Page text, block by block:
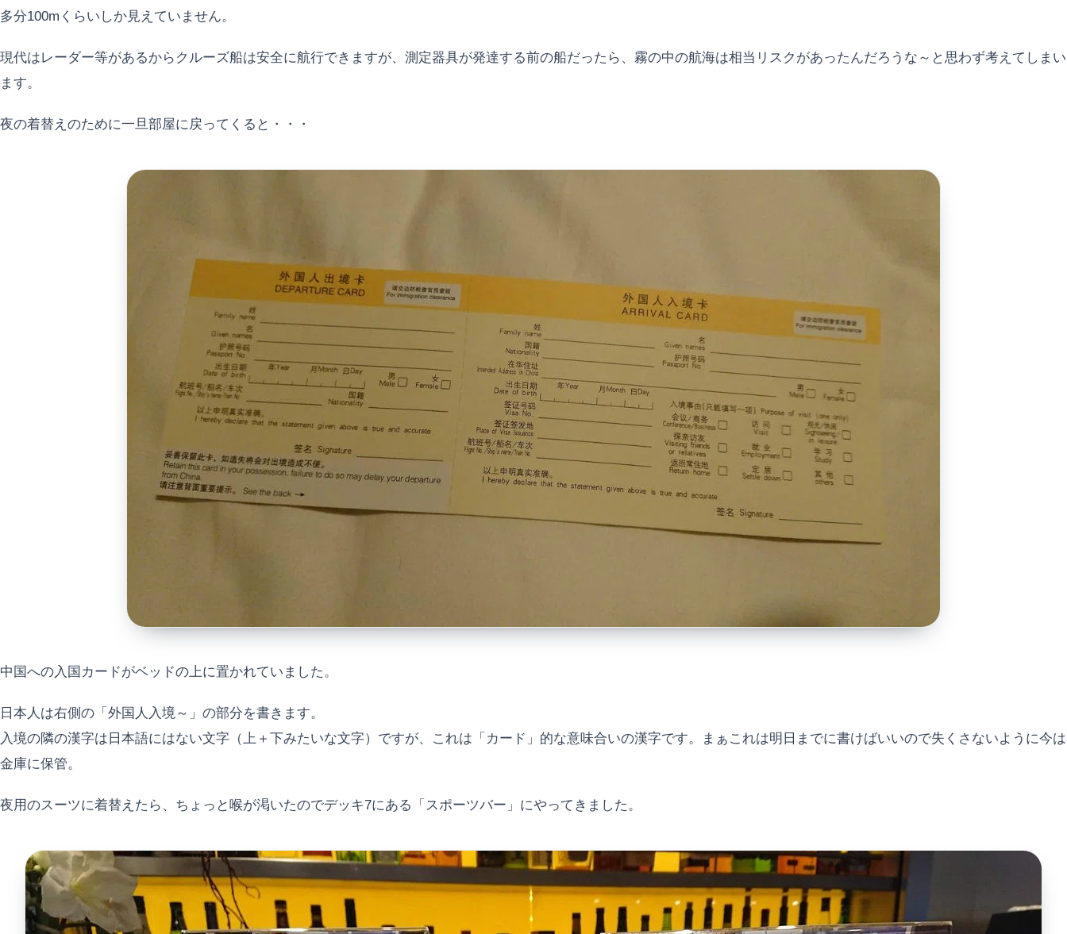
多分100mくらいしか見えていません。
現代はレーダー等があるからクルーズ船は安全に航行できますが、測定器具が発達する前の船だったら、霧の中の航海は相当リスクがあったんだろうな～と思わず考えてしまい
ます。
夜の着替えのために一旦部屋に戻ってくると・・・
中国への入国カードがベッドの上に置かれていました。
日本人は右側の「外国人入境～」の部分を書きます。
入境の隣の漢字は日本語にはない文字（上＋下みたいな文字）ですが、これは「カード」的な意味合いの漢字です。まぁこれは明日までに書けばいいので失くさないように今は
金庫に保管。
夜用のスーツに着替えたら、ちょっと喉が渇いたのでデッキ7にある「スポーツバー」にやってきました。